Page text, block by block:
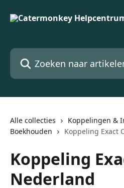
Zoeken naar artikelen ...
Alle collecties
Koppelingen &
Boekhouden
Koppeling Exact
Koppeling
Nederland